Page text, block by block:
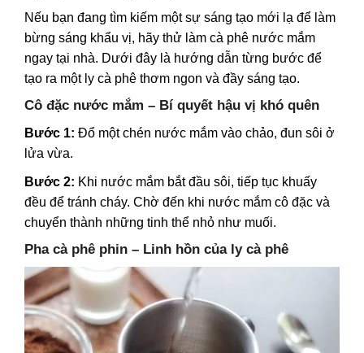
Nếu bạn đang tìm kiếm một sự sáng tạo mới lạ để làm
bừng sáng khẩu vị, hãy thử làm cà phê nước mắm
ngay tại nhà. Dưới đây là hướng dẫn từng bước để
tạo ra một ly cà phê thơm ngon và đầy sáng tạo.
Cô đặc nước mắm – Bí quyết hậu vị khó quên
Bước 1: Đổ một chén nước mắm vào chảo, đun sôi ở
lửa vừa.
Bước 2: Khi nước mắm bắt đầu sôi, tiếp tục khuấy
đều để tránh cháy. Chờ đến khi nước mắm cô đặc và
chuyển thành những tinh thể nhỏ như muối.
Pha cà phê phin – Linh hồn của ly cà phê